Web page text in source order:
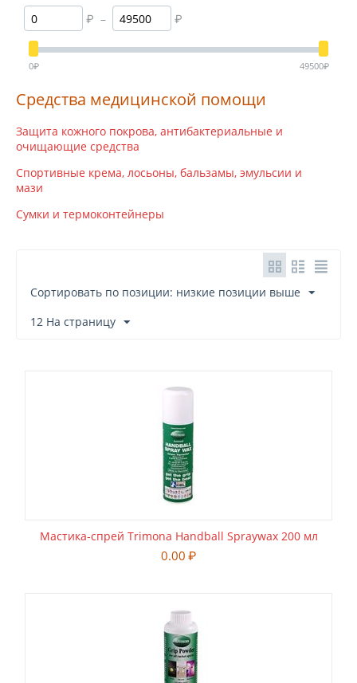
pharmacels
Phyto Performance
Point Relief
refit
spenco
vivax
₽ – ₽
0₽ 49500₽
Средства медицинской помощи
Защита кожного покрова, антибактериальные и
очищающие средства
Спортивные крема, лосьоны, бальзамы, эмульсии и
мази
Сумки и термоконтейнеры
Сортировать по позиции: низкие позиции выше
12 На страницу
Мастика-спрей Trimona Handball Spraywax 200 мл
0.00 ₽